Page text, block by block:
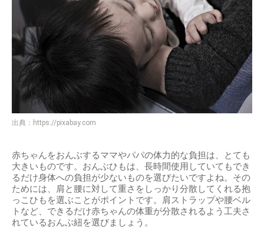
出典： https://pixabay.com
赤ちゃんをおんぶするママやパパの体力的な負担は、とても
大きいものです。おんぶひもは、長時間使用していてもでき
るだけ身体への負担が少ないものを選びたいですよね。その
ためには、肩と腰に対して重さをしっかり分散してくれる抱
っこひもを選ぶことがポイントです。肩ストラップや腰ベル
トなど、できるだけ赤ちゃんの体重が分散されるよう工夫さ
れているおんぶ紐を選びましょう。